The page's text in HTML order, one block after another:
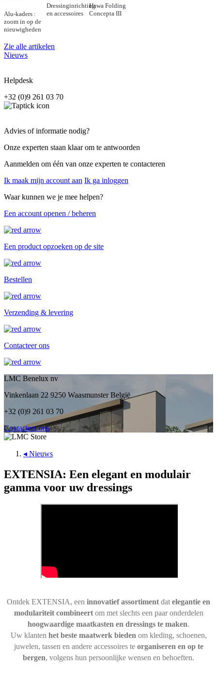
Alu-kaders :
zoom in op de
nieuwigheden
Dressinginrichting
en accessoires
Hawa Folding
Concepta III
Zie alle artikelen
Nieuws
Helpdesk
+32 (0)9 261 03 70
Advies of informatie nodig?
Onze experten staan klaar om te antwoorden
Aanmelden om één van onze experten te contacteren
Ik maak mijn account aan Ik ga inloggen
Waar kunnen we je mee helpen?
Een account openen / beheren
Een product opzoeken op de site
Bestellen
Verzending & levering
Contacteer ons
LMC Benelux nv
Vinkenlaan 22 9250 Waasmunster België
+32 (0)9 261 03 70
Contacteer ons
◂ Nieuws
EXTENSIA: Een elegant en modulair
gamma voor uw dressings
Ontdek EXTENSIA, een innovatief assortiment dat elegantie en
modulariteit combineert om met slechts een paar onderdelen
hoogwaardige maatkasten en dressings te maken.
Uw klanten het beste maatwerk bieden om kleding, schoenen,
juwelen, tassen en andere accessoires te organiseren en op te
bergen, volgens hun persoonlijke wensen en behoeften.